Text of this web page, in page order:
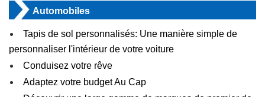
Automobiles
Tapis de sol personnalisés: Une manière simple de
personnaliser l'intérieur de votre voiture
Conduisez votre rêve
Adaptez votre budget Au Cap